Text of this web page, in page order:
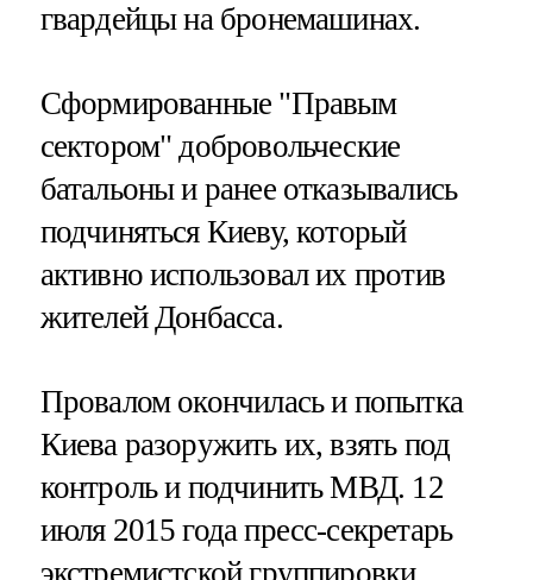
гвардейцы на бронемашинах.
Сформированные "Правым
сектором" добровольческие
батальоны и ранее отказывались
подчиняться Киеву, который
активно использовал их против
жителей Донбасса.
Провалом окончилась и попытка
Киева разоружить их, взять под
контроль и подчинить МВД. 12
июля 2015 года пресс-секретарь